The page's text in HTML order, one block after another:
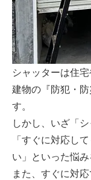
シャッターは住
建物の『防犯・
す。
しかし、いざ「
「すぐに対応し
い」といった悩
また、すぐに対